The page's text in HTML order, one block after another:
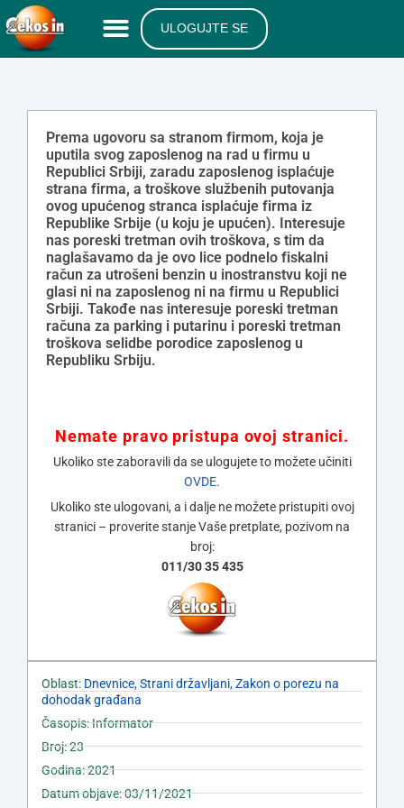
ULOGUJTE SE
Prema ugovoru sa stranom firmom, koja je
uputila svog zaposlenog na rad u firmu u
Republici Srbiji, zaradu zaposlenog isplaćuje
strana firma, a troškove službenih putovanja
ovog upućenog stranca isplaćuje firma iz
Republike Srbije (u koju je upućen). Interesuje
nas poreski tretman ovih troškova, s tim da
naglašavamo da je ovo lice podnelo fiskalni
račun za utrošeni benzin u inostranstvu koji ne
glasi ni na zaposlenog ni na firmu u Republici
Srbiji. Takođe nas interesuje poreski tretman
računa za parking i putarinu i poreski tretman
troškova selidbe porodice zaposlenog u
Republiku Srbiju.
Nemate pravo pristupa ovoj stranici.
Ukoliko ste zaboravili da se ulogujete to možete učiniti
OVDE.
Ukoliko ste ulogovani, a i dalje ne možete pristupiti ovoj
stranici – proverite stanje Vaše pretplate, pozivom na
broj:
011/30 35 435
Oblast: Dnevnice,Strani državljani,Zakon o porezu na
dohodak građana
Časopis: Informator
Broj: 23
Godina: 2021
Datum objave: 03/11/2021